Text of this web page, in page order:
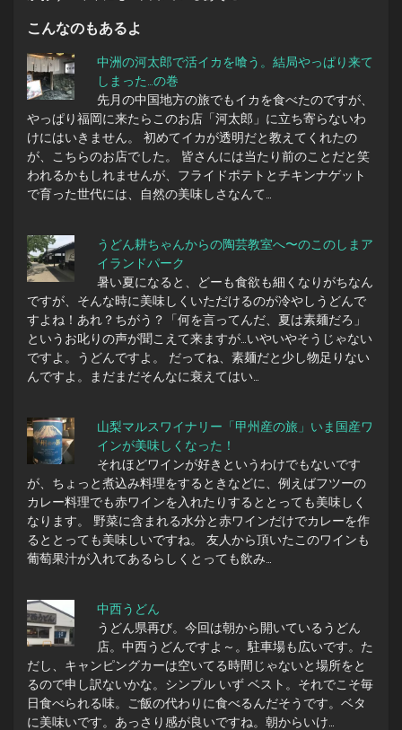
こんなのもあるよ
中洲の河太郎で活イカを喰う。結局やっぱり来て
しまった…の巻
先月の中国地方の旅でもイカを食べたのですが、
やっぱり福岡に来たらこのお店「河太郎」に立ち寄らないわ
けにはいきません。 初めてイカが透明だと教えてくれたの
が、こちらのお店でした。 皆さんには当たり前のことだと笑
われるかもしれませんが、フライドポテトとチキンナゲット
で育った世代には、自然の美味しさなんて…
うどん耕ちゃんからの陶芸教室へ〜のこのしまア
イランドパーク
暑い夏になると、どーも食欲も細くなりがちなん
ですが、そんな時に美味しくいただけるのが冷やしうどんで
すよね！あれ？ちがう？「何を言ってんだ、夏は素麺だろ」
というお叱りの声が聞こえて来ますが…いやいやそうじゃない
ですよ。うどんですよ。 だってね、素麺だと少し物足りない
んですよ。まだまだそんなに衰えてはい…
山梨マルスワイナリー「甲州産の旅」いま国産ワ
インが美味しくなった！
それほどワインが好きというわけでもないです
が、ちょっと煮込み料理をするときなどに、例えばフツーの
カレー料理でも赤ワインを入れたりするととっても美味しく
なります。 野菜に含まれる水分と赤ワインだけでカレーを作
るととっても美味しいですね。 友人から頂いたこのワインも
葡萄果汁が入れてあるらしくとっても飲み…
中西うどん
うどん県再び。今回は朝から開いているうどん
店。中西うどんですよ～。駐車場も広いです。た
だし、キャンピングカーは空いてる時間じゃないと場所をと
るので申し訳ないかな。シンプル いず ベスト。それでこそ毎
日食べられる味。ご飯の代わりに食べるんだそうです。ベタ
に美味いです。あっさり感が良いですね。朝からいけ…